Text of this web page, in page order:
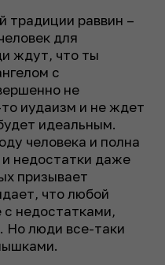
традиции раввин –
для
ждут, что ты
с
не
иудаизм и не ждет
идеальным.
человека и полна
недостатки даже
призывает
что любой
с недостатками,
Но люди все-таки